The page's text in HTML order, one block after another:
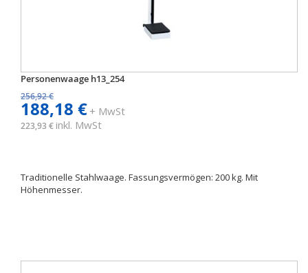
Personenwaage h13_254
256,92 €
188,18 €+ MwSt
223,93 € inkl. MwSt
Traditionelle Stahlwaage. Fassungsvermögen: 200 kg. Mit
Höhenmesser.